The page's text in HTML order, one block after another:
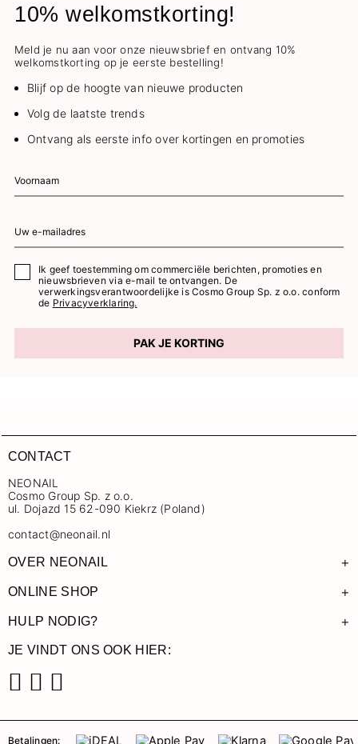
10% welkomstkorting!
Meld je nu aan voor onze nieuwsbrief en ontvang 10%
welkomstkorting op je eerste bestelling!
Blijf op de hoogte van nieuwe producten
Volg de laatste trends
Ontvang als eerste info over kortingen en promoties
Ik geef toestemming om commerciële berichten, promoties en
nieuwsbrieven via e-mail te ontvangen. De
verwerkingsverantwoordelijke is Cosmo Group Sp. z o.o. conform
de Privacyverklaring.
PAK JE KORTING
CONTACT
NEONAIL
Cosmo Group Sp. z o.o.
ul. Dojazd 15 62-090 Kiekrz (Poland)
contact@neonail.nl
OVER NEONAIL +
ONLINE SHOP +
HULP NODIG? +
JE VINDT ONS OOK HIER:
Betalingen: